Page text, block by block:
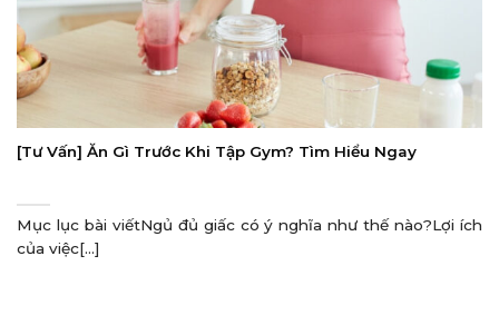
[Tư Vấn] Ăn Gì Trước Khi Tập Gym? Tìm Hiểu Ngay
Mục lục bài viếtNgủ đủ giấc có ý nghĩa như thế nào?Lợi ích
của việc[...]